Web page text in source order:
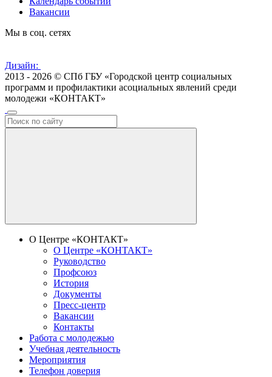
Вакансии
Мы в соц. сетях
Дизайн:
2013 - 2026 © СПб ГБУ «Городской центр социальных
программ и профилактики асоциальных явлений среди
молодежи «КОНТАКТ»
О Центре «КОНТАКТ»
О Центре «КОНТАКТ»
Руководство
Профсоюз
История
Документы
Пресс-центр
Вакансии
Контакты
Работа с молодежью
Учебная деятельность
Мероприятия
Телефон доверия